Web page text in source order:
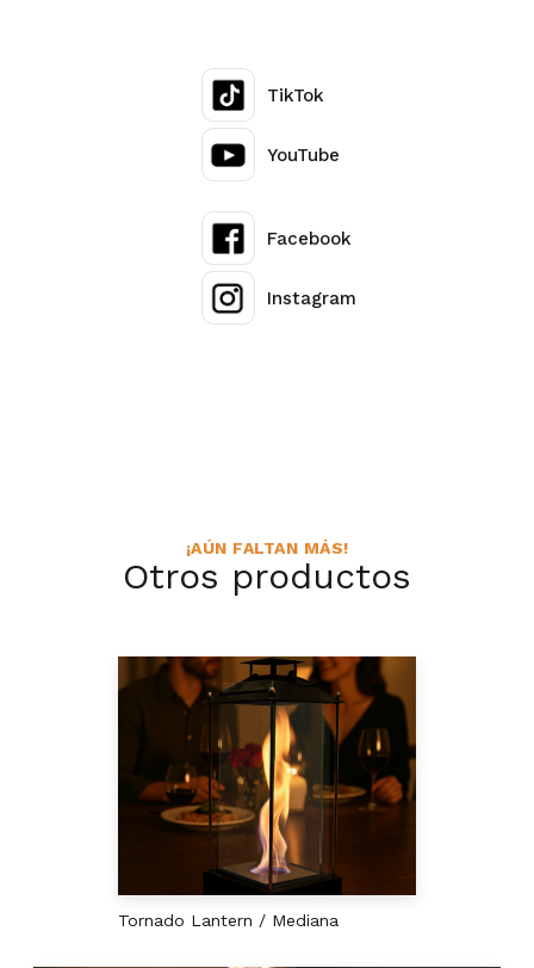
TikTok
YouTube
Facebook
Instagram
¡AÚN FALTAN MÁS!
Otros productos
Tornado Lantern / Mediana